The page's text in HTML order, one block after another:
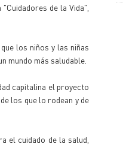
de la Vida",
los niños y las niñas
mundo más saludable.
capitalina el proyecto
los que lo rodean y de
el cuidado de la salud,